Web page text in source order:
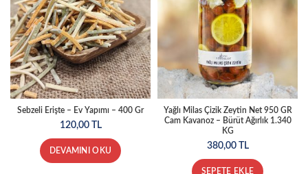
Sebzeli Erişte – Ev Yapımı – 400 Gr
120,00 TL
DEVAMINI OKU
Yağlı Milas Çizik Zeytin Net 950 GR
Cam Kavanoz – Bürüt Ağırlık 1.340
KG
380,00 TL
SEPETE EKLE